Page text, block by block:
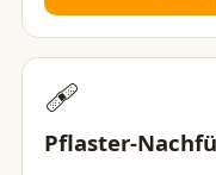
🩹
Pflaster-